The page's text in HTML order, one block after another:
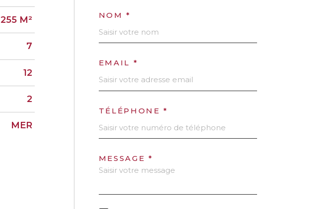
255 M²
7
12
2
MER
NOM *
EMAIL *
TÉLÉPHONE *
MESSAGE *